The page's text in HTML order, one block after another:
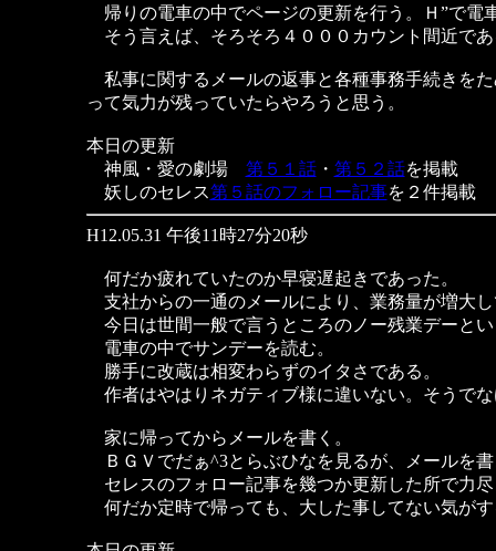
帰りの電車の中でページの更新を行う。Ｈ”で電
そう言えば、そろそろ４０００カウント間近であ
私事に関するメールの返事と各種事務手続きを
って気力が残っていたらやろうと思う。
本日の更新
神風・愛の劇場 第５１話・ 第５２話を掲載
妖しのセレス第５話のフォロー記事を２件掲載
H12.05.31 午後11時27分20秒
何だか疲れていたのか早寝遅起きであった。
支社からの一通のメールにより、業務量が増大
今日は世間一般で言うところのノー残業デーと
電車の中でサンデーを読む。
勝手に改蔵は相変わらずのイタさである。
作者はやはりネガティブ様に違いない。そうでな
家に帰ってからメールを書く。
ＢＧＶでだぁ^3とらぶひなを見るが、メールを書
セレスのフォロー記事を幾つか更新した所で力尽
何だか定時で帰っても、大した事してない気がす